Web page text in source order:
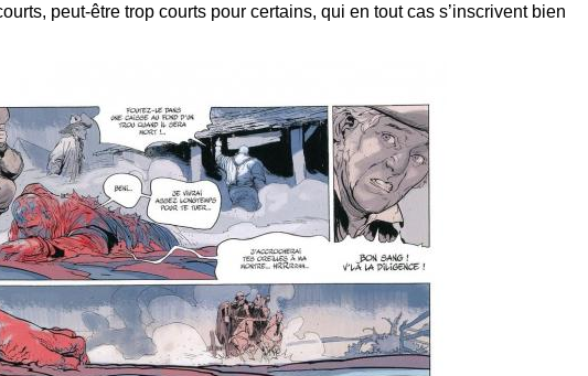
peut-être trop courts pour certains, qui en tout cas s’inscrivent bien